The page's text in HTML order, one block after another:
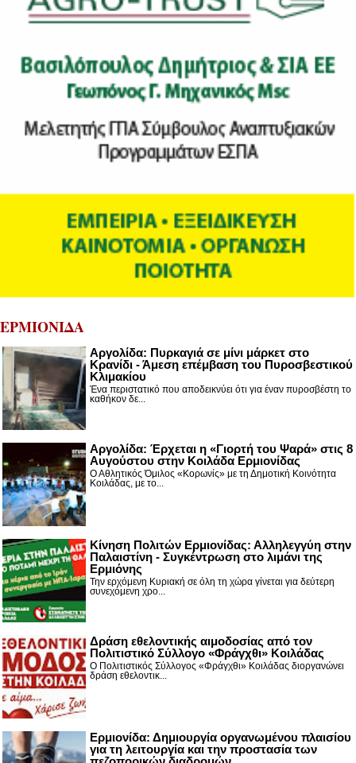
ΕΡΜΙΟΝΙΔΑ
Αργολίδα: Πυρκαγιά σε μίνι μάρκετ στο
Κρανίδι - Άμεση επέμβαση του Πυροσβεστικού
Κλιμακίου
Ένα περιστατικό που αποδεικνύει ότι για έναν πυροσβέστη το
καθήκον δε...
Αργολίδα: Έρχεται η «Γιορτή του Ψαρά» στις 8
Αυγούστου στην Κοιλάδα Ερμιονίδας
Ο Αθλητικός Όμιλος «Κορωνίς» με τη Δημοτική Κοινότητα
Κοιλάδας, με το...
Κίνηση Πολιτών Ερμιονίδας: Αλληλεγγύη στην
Παλαιστίνη - Συγκέντρωση στο λιμάνι της
Ερμιόνης
Την ερχόμενη Κυριακή σε όλη τη χώρα γίνεται για δεύτερη
συνεχόμενη χρο...
Δράση εθελοντικής αιμοδοσίας από τον
Πολιτιστικό Σύλλογο «Φράγχθι» Κοιλάδας
Ο Πολιτιστικός Σύλλογος «Φράγχθι» Κοιλάδας διοργανώνει
δράση εθελοντικ...
Ερμιονίδα: Δημιουργία οργανωμένου πλαισίου
για τη λειτουργία και την προστασία των